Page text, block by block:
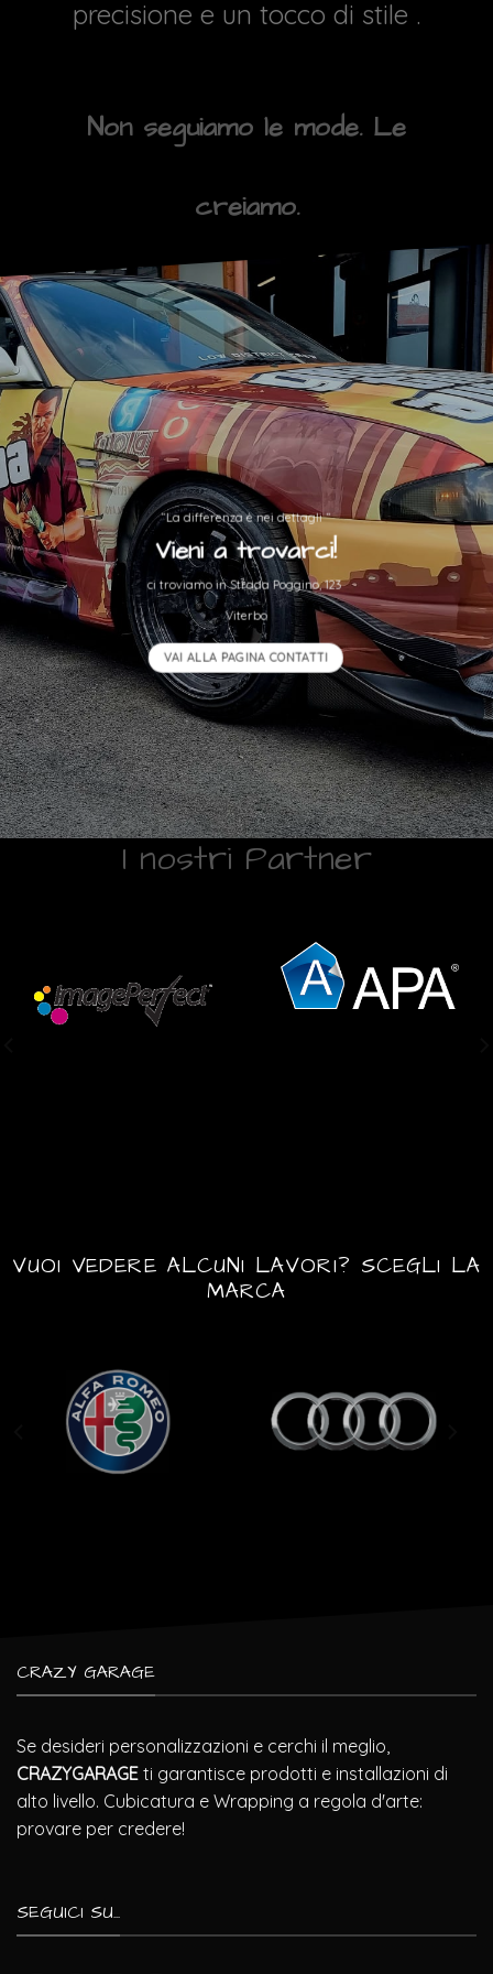
precisione e un tocco di stile .
Non seguiamo le mode. Le
creiamo.
“La differenza è nei dettagli “
Vieni a trovarci!
ci troviamo in Strada Poggino, 123
Viterbo
VAI ALLA PAGINA CONTATTI
I nostri Partner
VUOI VEDERE ALCUNI LAVORI? SCEGLI LA
MARCA
CRAZY GARAGE
Se desideri personalizzazioni e cerchi il meglio,
CRAZYGARAGE ti garantisce prodotti e installazioni di
alto livello. Cubicatura e Wrapping a regola d'arte:
provare per credere!
SEGUICI SU...